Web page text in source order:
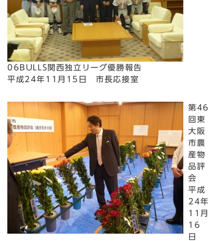
06BULLS関西独立リーグ優勝報告
平成24年11月15日 市長応接室
第46
回東
大阪
市農
産物
品評
会
平成
24年
11月
16
日